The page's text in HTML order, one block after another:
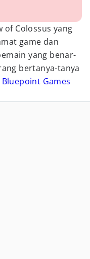
of Colossus yang
game dan
yang benar-
bertanya-tanya
Bluepoint Games